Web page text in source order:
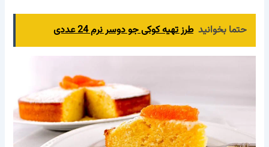
حتما بخوانید طرز تهیه کوکی جو دوسر نرم 24 عددی